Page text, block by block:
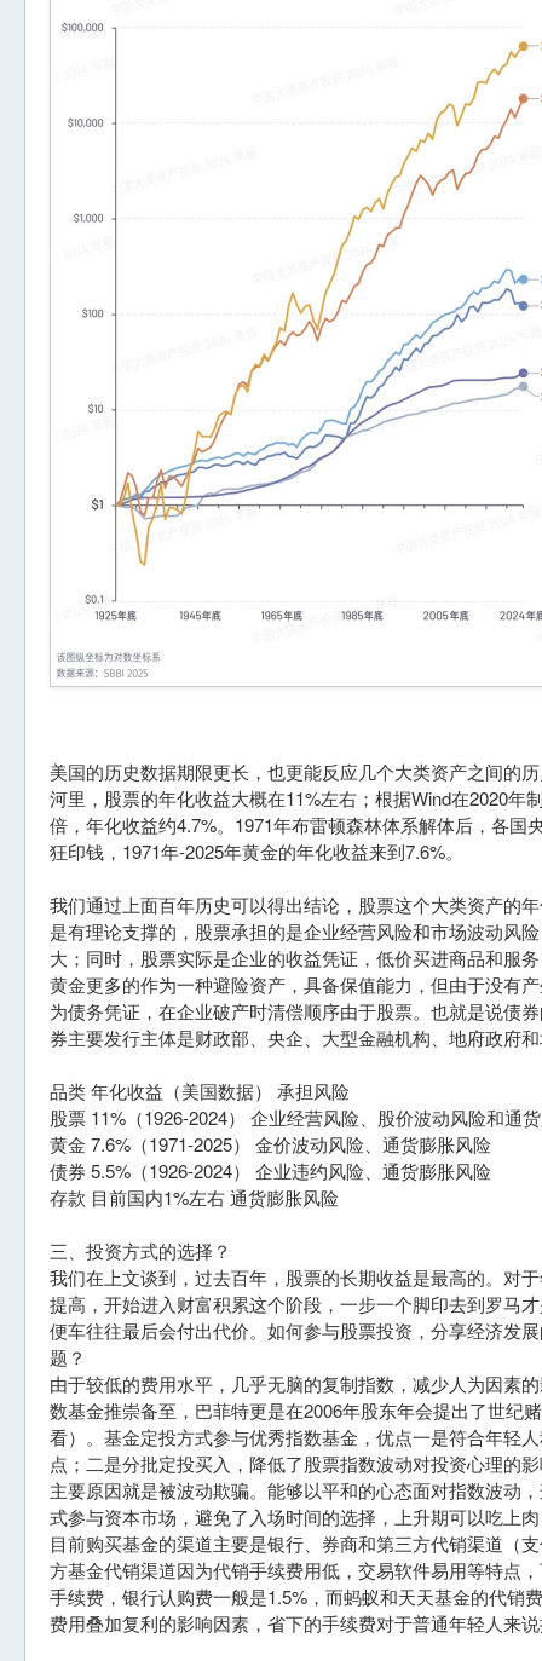
美国的历史数据期限更长，也更能反应几个大类资产之间的
河里，股票的年化收益大概在11%左右；根据Wind在2020年
倍，年化收益约4.7%。1971年布雷顿森林体系解体后，各国
狂印钱，1971年-2025年黄金的年化收益来到7.6%。
我们通过上面百年历史可以得出结论，股票这个大类资产的
是有理论支撑的，股票承担的是企业经营风险和市场波动风
大；同时，股票实际是企业的收益凭证，低价买进商品和服
黄金更多的作为一种避险资产，具备保值能力，但由于没有
为债务凭证，在企业破产时清偿顺序由于股票。也就是说债
券主要发行主体是财政部、央企、大型金融机构、地府政府
品类 年化收益（美国数据） 承担风险
股票 11%（1926-2024） 企业经营风险、股价波动风险和通
黄金 7.6%（1971-2025） 金价波动风险、通货膨胀风险
债券 5.5%（1926-2024） 企业违约风险、通货膨胀风险
存款 目前国内1%左右 通货膨胀风险
三、投资方式的选择？
我们在上文谈到，过去百年，股票的长期收益是最高的。对
提高，开始进入财富积累这个阶段，一步一个脚印去到罗马
便车往往最后会付出代价。如何参与股票投资，分享经济发
题？
由于较低的费用水平，几乎无脑的复制指数，减少人为因素
数基金推崇备至，巴菲特更是在2006年股东年会提出了世纪
看）。基金定投方式参与优秀指数基金，优点一是符合年轻
点；二是分批定投买入，降低了股票指数波动对投资心理的
主要原因就是被波动欺骗。能够以平和的心态面对指数波动
式参与资本市场，避免了入场时间的选择，上升期可以吃上
目前购买基金的渠道主要是银行、券商和第三方代销渠道（
方基金代销渠道因为代销手续费用低，交易软件易用等特点
手续费，银行认购费一般是1.5%，而蚂蚁和天天基金的代销
费用叠加复利的影响因素，省下的手续费对于普通年轻人来